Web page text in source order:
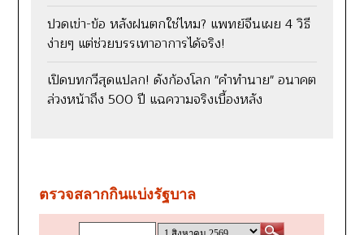
ปวดเข่า-ข้อ หลังฝนตกใช่ไหม? แพทย์จีนเผย 4 วิธี
ง่ายๆ แต่ช่วยบรรเทาอาการได้จริง!
เปิดบทกวีสุดแปลก! ดังก้องโลก "คำทำนาย" อนาคต
ล่วงหน้าถึง 500 ปี แฉความจริงเบื้องหลัง